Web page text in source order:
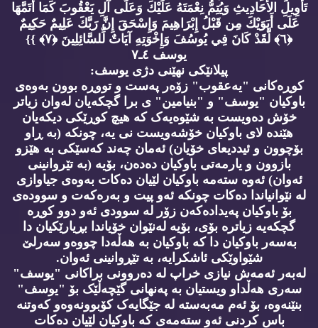
تَأْوِيلِ الأَحَادِيثِ وَيُتِمُّ نِعْمَتَهُ عَلَيْكَ وَعَلَى آلِ يَعْقُوبَ كَمَا أَتَمَّهَا
عَلَى أَبَوَيْكَ مِن قَبْلُ إِبْرَاهِيمَ وَإِسْحَقَ إِنَّ رَبَّكَ عَلِيمٌ حَكِيمٌ
﴿٦﴾ لَّقَدْ كَانَ فِي يُوسُفَ وَإِخْوَتِهِ آيَاتٌ لِّلسَّائِلِينَ ﴿٧﴾ }}
يوسف ٤ـ٧
پیلانێکی نهێنی دژی یوسف:
کوڕەکانی "یەعقوب" زۆەر پەست و تووڕە بوون بەوەی
باوکیان "یوسف" و "بنیامین" ی برا گچکەیان لەوان زیاتر
خۆش دەویست بە شێوەیەک کە هیچ کوڕێکی دیکەیان
هێندە لای باوکیان خۆشەویست نی یە، چونکە (بە ڕاو
بۆچوون و ئیددیعای خۆیان) ئەمان چەند کەسێکی بە هێزو
بازوون و یارمەتی باوکیان دەدەن، بۆیە (بە تێروانینی
ئەوان) ئەوە ستەمە باوکیان لێیان دەکات بەوەی جیاوازی
لە نێوانیاندا دەکات چونکە ئەو پیت و بەرەکەت و سوودەی
بۆ باوکیان پەیدادەکەن زۆر لە سوودی ئەو دوو کوڕە
گچکەیە زیاترە بۆی، بۆیە لەنێوان خۆیاندا بڕیارێکیان دا
بەسەر باوکیان دا کە باوکیان بە هەڵەدا چووەو سەرلێ
شێواوێکی ئاشکرایە، بە تێڕوانینی ئەوان.
لەبەر ئەمەش نیازی خراپ لە دەروونی براکانی "یوسف"
سەری هەڵداو ویستیان بە پەنهانی گێچەڵێک بۆ "یوسف"
بنێنەوە، بۆ ئەم مەبەستە لە جێگایەک کۆبوونەوەو کەوتنە
باس کردنی ئەو ستەمەی کە باوکیان لێیان دەکات